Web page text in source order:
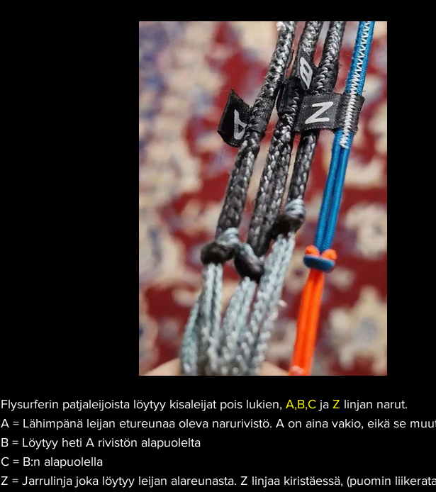
Flysurferin patjaleijoista löytyy kisaleijat pois lukien, A,B,C ja Z linjan narut.
A = Lähimpänä leijan etureunaa oleva narurivistö. A on aina vakio, eikä se
B = Löytyy heti A rivistön alapuolelta
C = B:n alapuolella
Z = Jarrulinja joka löytyy leijan alareunasta. Z linjaa kiristäessä, (puomin